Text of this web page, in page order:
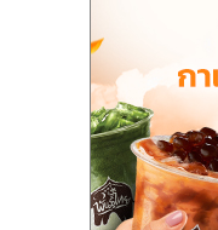
ปรึกษา
แฟ